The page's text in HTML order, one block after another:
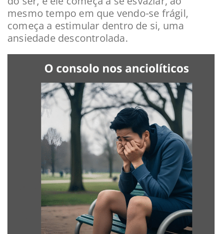
mesmo tempo em que vendo-se frágil,
começa a estimular dentro de si, uma
ansiedade descontrolada.